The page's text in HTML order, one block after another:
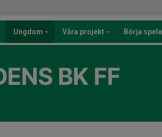
Ungdom Våra projekt Börja spela
BK FF